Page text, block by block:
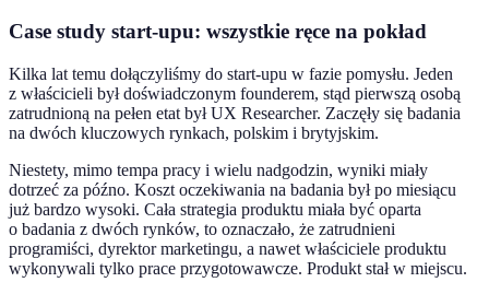
Case study start-upu: wszystkie ręce na pokład
Kilka lat temu dołączyliśmy do start-upu w fazie pomysłu. Jeden
z właścicieli był doświadczonym founderem, stąd pierwszą osobą
zatrudnioną na pełen etat był UX Researcher. Zaczęły się badania
na dwóch kluczowych rynkach, polskim i brytyjskim.
Niestety, mimo tempa pracy i wielu nadgodzin, wyniki miały
dotrzeć za późno. Koszt oczekiwania na badania był po miesiącu
już bardzo wysoki. Cała strategia produktu miała być oparta
o badania z dwóch rynków, to oznaczało, że zatrudnieni
programiści, dyrektor marketingu, a nawet właściciele produktu
wykonywali tylko prace przygotowawcze. Produkt stał w miejscu.